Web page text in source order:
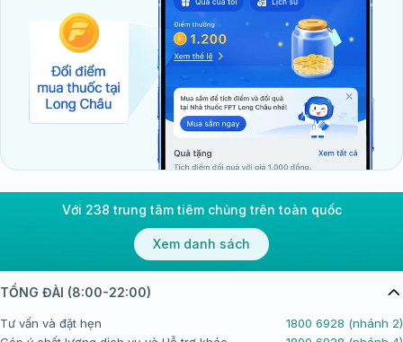
Với 238 trung tâm tiêm chủng trên toàn quốc
Xem danh sách
TỔNG ĐÀI (8:00-22:00)
Tư vấn và đặt hẹn
1800 6928 (nhánh 2)